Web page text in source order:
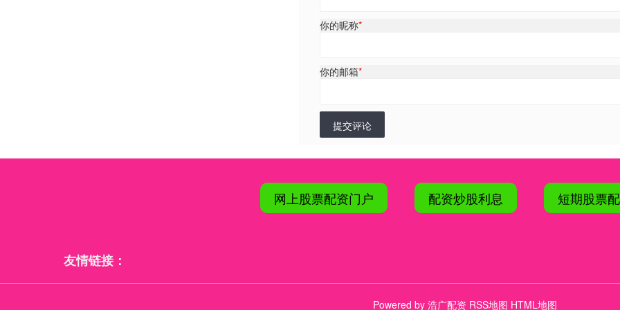
你的昵称*
你的邮箱*
提交评论
网上股票配资门户 配资炒股利息 短期股票
友情链接：
Powered by 浩广配资 RSS地图 HTML地图